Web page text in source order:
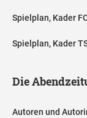
Spielplan, Kader
Spielplan, Kader
Die
Autoren und